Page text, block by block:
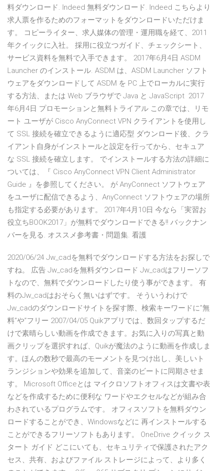
料ダウンロード. Indeed 無料ダウンロード. Indeed こちらより
求人票を作るためのフォーマットをダウンロードいただけま
す。 コピーライター、求人媒体の管理・運用職を経て、2011
年クイックに入社。 採用に役立つガイド、チェックシート、
サービス資料を無料で入手できます。 2017年6月4日 ASDM
Launcher のインストール. ASDM は、ASDM Launcher ソフト
ウェアをダウンロードして ASDM を PC 上でローカルに実行
する方法、または Web ブラウザで Java と JavaScript 2017
年6月4日 プロモーションと無料トライアル この章では、リモ
ート ユーザが Cisco AnyConnect VPN クライアントを使用し
て SSL 接続を確立できるように適応型 ダウンロード後、クラ
イアント自身がインストールと設定を行ってから、セキュア
な SSL 接続を確立します。 でインストールする方法の詳細に
ついては、『 Cisco AnyConnect VPN Client Administrator
Guide 』を参照してください。 が AnyConnect ソフトウェア
をユーザに配信できるよう、AnyConnect ソフトウェアの場所
も指定する必要があります。 2017年4月10日 今なら「実習お
役立ちBOOK2017」が無料でダウンロードできる!! バックナン
バーを見る. オススメ参考書・問題集. 看護
2020/06/24 Jw_cadを無料でダウンロードする方法をお探しで
すね。 広告 Jw_cadを無料ダウンロード Jw_cadはフリーソフ
トなので、無料でダウンロードしたり使う事ができます。 有
料のJw_cadはおそらく無いはずです。 そういうわけで
Jw_cadのダウンロードサイトを探す際、検索キーワードに”無
料”や”フリー 2007/04/05 Quikアプリでは、数回タップするだ
けで素晴らしい動画を作成できます。お気に入りの写真と動
画クリップを選択すれば、Quikが魔法のように動画を作成しま
す。ほんの数秒で最高のモーメントを見つけ出し、美しいト
ランジションや効果を追加して、音楽のビートに同期させま
す。 Microsoft Officeとは マイクロソフトオフィスは文書や表
などを作成するために便利な ワードやエクセルなどが組み合
わされているプログラムです。 オフィスソフトを無料ダウン
ロードすることができ、Windowsなどに 再インストールする
ことができるフリーソフトもあります。 OneDrive クイック ス
タート ガイド どこにいても、セキュリティで保護されたアク
セス、共有、およびファイル ストレージによって、より多く